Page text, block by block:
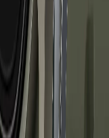
6 Classic -
- Siyah